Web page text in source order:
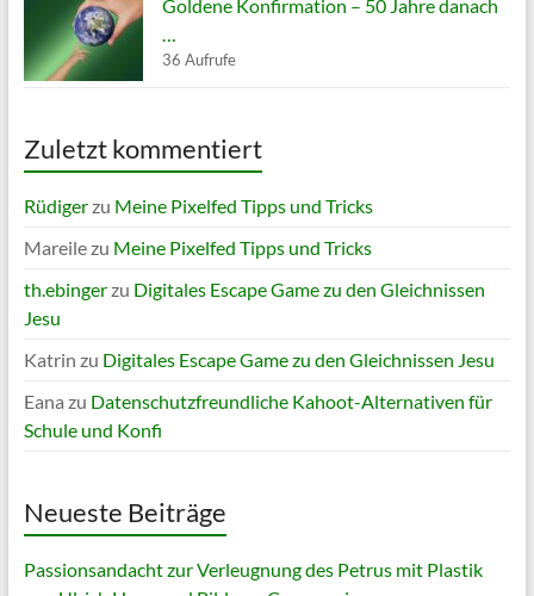
Goldene Konfirmation – 50 Jahre danach
…
36 Aufrufe
Zuletzt kommentiert
Rüdigerzu Meine Pixelfed Tipps und Tricks
Mareilezu Meine Pixelfed Tipps und Tricks
th.ebingerzu Digitales Escape Game zu den Gleichnissen
Jesu
Katrin zu Digitales Escape Game zu den Gleichnissen Jesu
Eana zu Datenschutzfreundliche Kahoot-Alternativen für
Schule und Konfi
Neueste Beiträge
Passionsandacht zur Verleugnung des Petrus mit Plastik